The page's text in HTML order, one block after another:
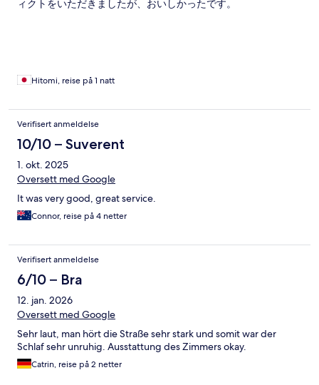
ィクトをいただきましたが、おいしかったです。
Hitomi, reise på 1 natt
Verifisert anmeldelse
10/10 – Suverent
1. okt. 2025
Oversett med Google
It was very good, great service.
Connor, reise på 4 netter
Verifisert anmeldelse
6/10 – Bra
12. jan. 2026
Oversett med Google
Sehr laut, man hört die Straße sehr stark und somit war der
Schlaf sehr unruhig. Ausstattung des Zimmers okay.
Catrin, reise på 2 netter